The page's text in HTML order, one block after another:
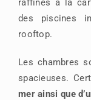
des piscines
rooftop.
Les chambres
spacieuses.
mer ainsi que